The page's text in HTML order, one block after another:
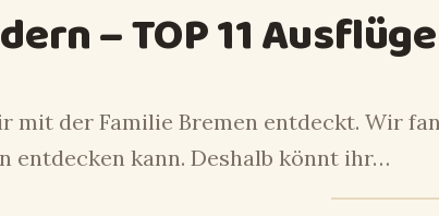
– TOP 11 Ausflüge
mit der Familie Bremen entdeckt. Wir
entdecken kann. Deshalb könnt ihr…